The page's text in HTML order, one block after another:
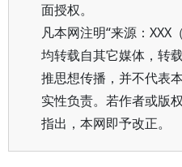
面授权。
凡本网注明“来源：XXX
均转载自其它媒体，转
推思想传播，并不代表
实性负责。若作者或版
指出，本网即予改正。